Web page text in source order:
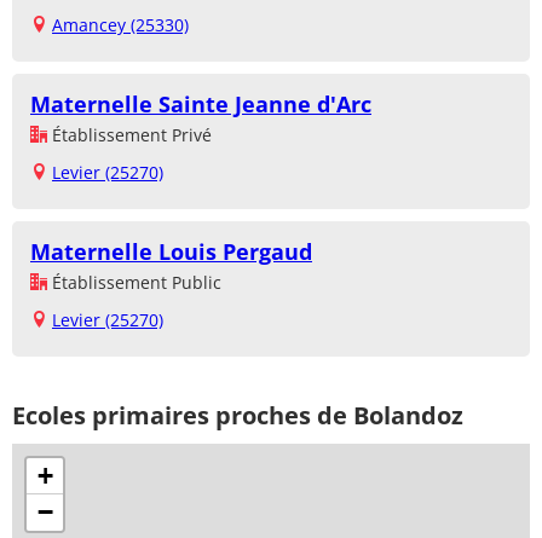
Amancey (25330)
Maternelle Sainte Jeanne d'Arc
Établissement Privé
Levier (25270)
Maternelle Louis Pergaud
Établissement Public
Levier (25270)
Ecoles primaires proches de Bolandoz
+
−